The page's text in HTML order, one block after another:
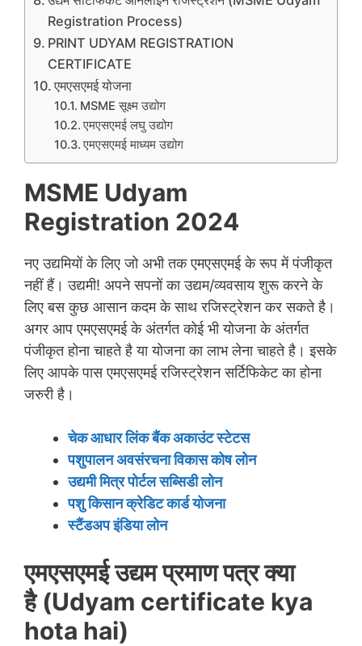
Registration Process)
PRINT UDYAM REGISTRATION
CERTIFICATE
एमएसएमई योजना
MSME सूक्ष्म उद्योग
एमएसएमई लघु उद्योग
एमएसएमई माध्यम उद्योग
MSME Udyam
Registration 2024
नए उद्यमियों के लिए जो अभी तक एमएसएमई के ​​रूप में पंजीकृत
नहीं हैं। उद्यमी! अपने सपनों का उद्यम/व्यवसाय शुरू करने के
लिए बस कुछ आसान कदम के साथ रजिस्ट्रेशन कर सकते है।
अगर आप एमएसएमई के अंतर्गत कोई भी योजना के अंतर्गत
पंजीकृत होना चाहते है या योजना का लाभ लेना चाहते है। इसके
लिए आपके पास एमएसएमई रजिस्ट्रेशन सर्टिफिकेट का होना
जरुरी है।
चेक आधार लिंक बैंक अकाउंट स्टेटस
पशुपालन अवसंरचना विकास कोष लोन
उद्यमी मित्र पोर्टल सब्सिडी लोन
पशु किसान क्रेडिट कार्ड योजना
स्टैंडअप इंडिया लोन
एमएसएमई उद्यम प्रमाण पत्र क्या
है(Udyam certificate kya
hota hai)